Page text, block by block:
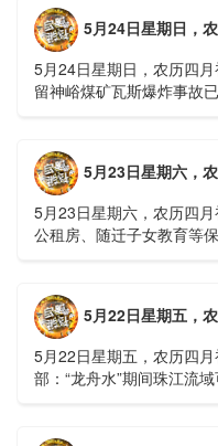
5月24日星期日，
5月24日星期日，农历四
留神峪煤矿瓦斯爆炸事故
5月23日星期六，
5月23日星期六，农历四
公租房、随迁子女教育等
5月22日星期五，
5月22日星期五，农历四
部：“龙舟水”期间珠江流